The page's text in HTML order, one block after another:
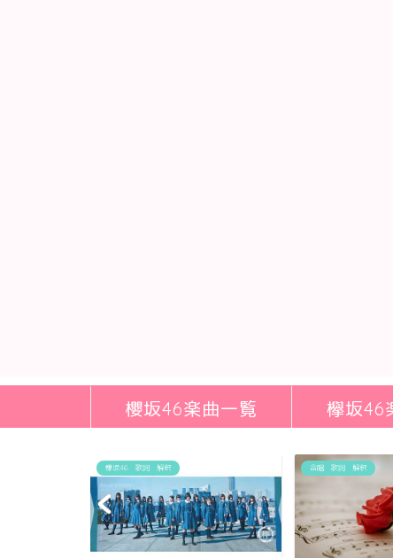
櫻坂46楽曲一覧 欅坂46
欅坂46 歌詞 解釈 合唱 歌詞 解釈